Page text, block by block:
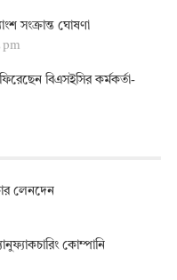
সংক্রান্ত ঘোষণা
pm
বিএসইসির কর্মকর্তা-
লেনদেন
কোম্পানি